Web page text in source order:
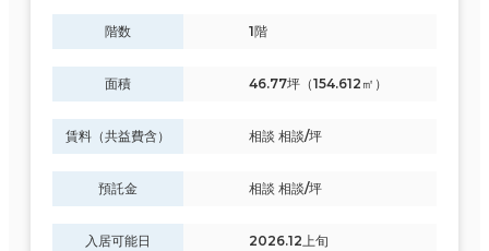
階数 1階
面積 46.77坪（154.612㎡）
賃料（共益費含） 相談 相談/坪
預託金 相談 相談/坪
入居可能日 2026.12上旬